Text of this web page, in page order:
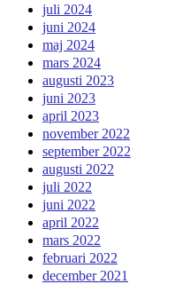
juli 2024
juni 2024
maj 2024
mars 2024
augusti 2023
juni 2023
april 2023
november 2022
september 2022
augusti 2022
juli 2022
juni 2022
april 2022
mars 2022
februari 2022
december 2021